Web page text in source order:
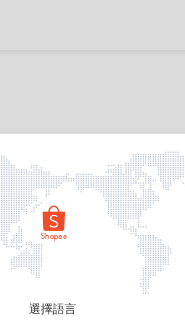
頁面無法顯示
選擇語言